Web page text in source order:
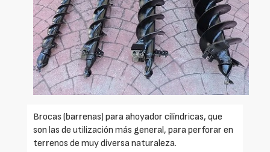
Brocas (barrenas) para ahoyador cilíndricas, que
son las de utilización más general, para perforar en
terrenos de muy diversa naturaleza.